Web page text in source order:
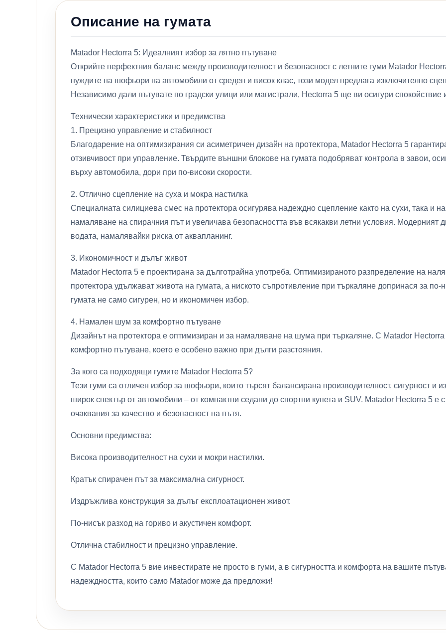
Описание на гумата
Matador Hectorra 5: Идеалният избор за лятно пътуване
Открийте перфектния баланс между производителност и безопасност с летните гуми Matador
нуждите на шофьори на автомобили от среден и висок клас, този модел предлага изключително
Независимо дали пътувате по градски улици или магистрали, Hectorra 5 ще ви осигури спокойствие
Технически характеристики и предимства
1. Прецизно управление и стабилност
Благодарение на оптимизирания си асиметричен дизайн на протектора, Matador Hectorra 5
отзивчивост при управление. Твърдите външни блокове на гумата подобряват контрола в завои,
върху автомобила, дори при по-високи скорости.
2. Отлично сцепление на суха и мокра настилка
Специалната силициева смес на протектора осигурява надеждно сцепление както на сухи, така и
намаляване на спирачния път и увеличава безопасността във всякакви летни условия. Модерният
водата, намалявайки риска от аквапланинг.
3. Икономичност и дълъг живот
Matador Hectorra 5 е проектирана за дълготрайна употреба. Оптимизираното разпределение на
протектора удължават живота на гумата, а ниското съпротивление при търкаляне допринася за по-
гумата не само сигурен, но и икономичен избор.
4. Намален шум за комфортно пътуване
Дизайнът на протектора е оптимизиран и за намаляване на шума при търкаляне. С Matador
комфортно пътуване, което е особено важно при дълги разстояния.
За кого са подходящи гумите Matador Hectorra 5?
Тези гуми са отличен избор за шофьори, които търсят балансирана производителност, сигурност и
широк спектър от автомобили – от компактни седани до спортни купета и SUV. Matador Hectorra 5 е
очаквания за качество и безопасност на пътя.
Основни предимства:
Висока производителност на сухи и мокри настилки.
Кратък спирачен път за максимална сигурност.
Издръжлива конструкция за дълъг експлоатационен живот.
По-нисък разход на гориво и акустичен комфорт.
Отлична стабилност и прецизно управление.
С Matador Hectorra 5 вие инвестирате не просто в гуми, а в сигурността и комфорта на вашите
надеждността, които само Matador може да предложи!